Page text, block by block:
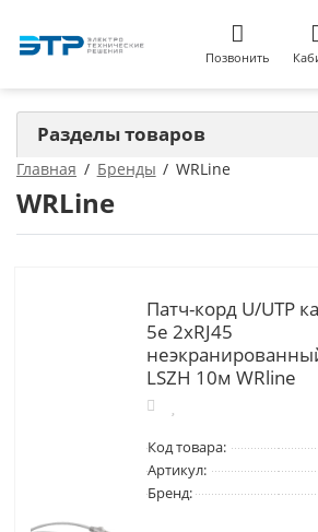
Позвонить
Главная Бренды WRLine
WRLine
Патч-корд U/UTP
5е 2xRJ45
LSZH 10м WRline
Код товара:
Артикул:
Бренд:
Разделы товаров